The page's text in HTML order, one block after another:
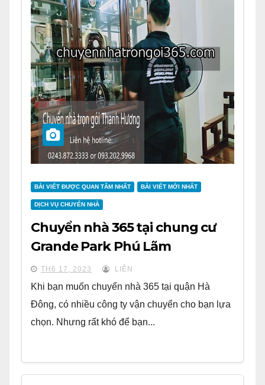
BÀI VIẾT ĐƯỢC QUAN TÂM NHẤT BÀI VIẾT MỚI NHẤT
DỊCH VỤ CHUYỂN NHÀ
Chuyển nhà 365 tại chung cư
Grande Park Phú Lãm
TH6 17, 2023 LIÊN
Khi bạn muốn chuyển nhà 365 tại quận Hà
Đông, có nhiều công ty vận chuyển cho bạn lựa
chọn. Nhưng rất khó để bạn...